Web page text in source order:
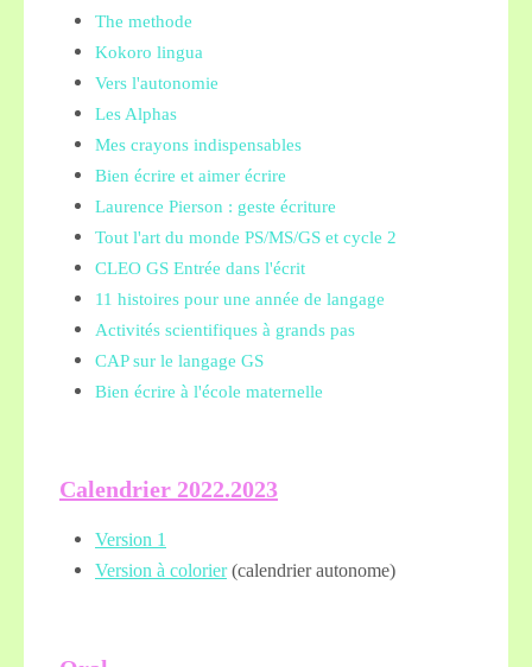
The methode
Kokoro lingua
Vers l'autonomie
Les Alphas
Mes crayons indispensables
Bien écrire et aimer écrire
Laurence Pierson : geste écriture
Tout l'art du monde PS/MS/GS et cycle 2
CLEO GS Entrée dans l'écrit
11 histoires pour une année de langage
Activités scientifiques à grands pas
CAP sur le langage GS
Bien écrire à l'école maternelle
Calendrier 2022.2023
Version 1
Version à colorier(calendrier autonome)